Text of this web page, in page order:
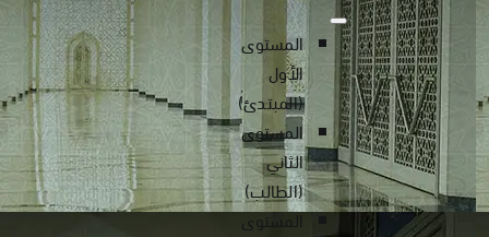
المستوى
الأول
(المبتدئ)
المستوى
الثاني
(الطالب)
المستوى